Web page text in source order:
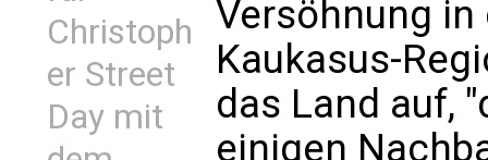
Christoph
er Street
Day mit
Versöhnung
Kaukasus-
das Land auf,
einigen